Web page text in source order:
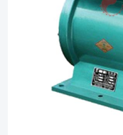
YABOCOM·（中国）官